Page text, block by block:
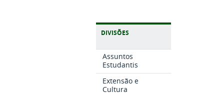
DIVISÕES
Assuntos
Estudantis
Extensão e
Cultura